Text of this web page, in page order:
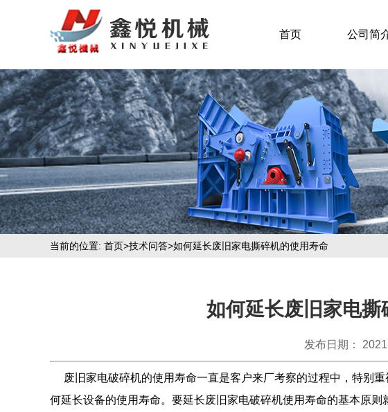
首页 公司简
当前的位置: 首页>技术问答>如何延长废旧家电撕碎机的使用寿命
如何延长废旧家电
发布日期：
废旧家电破碎机的使用寿命一直是客户来厂考察的过程中，特别
何延长设备的使用寿命。要延长废旧家电破碎机使用寿命的基本原